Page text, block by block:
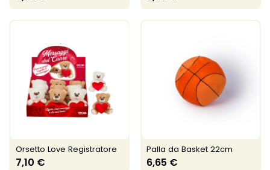
Orsetto Love Registratore
7,10 €
Palla da Basket 22cm
6,65 €